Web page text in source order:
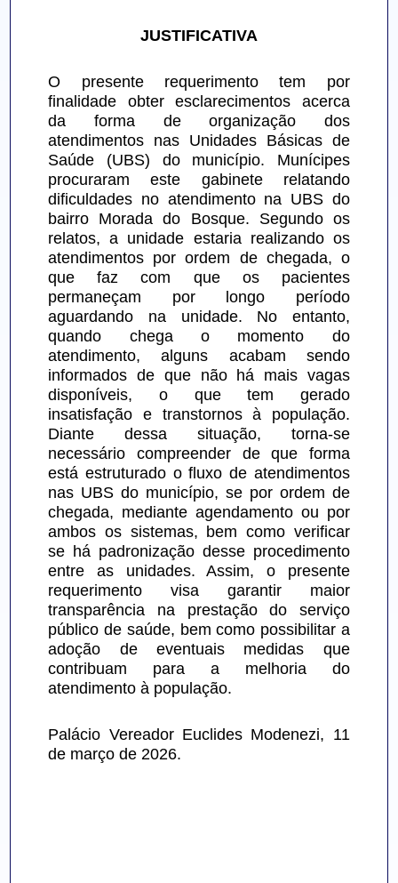
JUSTIFICATIVA
O presente requerimento tem por
finalidade obter esclarecimentos acerca
da forma de organização dos
atendimentos nas Unidades Básicas de
Saúde (UBS) do município. Munícipes
procuraram este gabinete relatando
dificuldades no atendimento na UBS do
bairro Morada do Bosque. Segundo os
relatos, a unidade estaria realizando os
atendimentos por ordem de chegada, o
que faz com que os pacientes
permaneçam por longo período
aguardando na unidade. No entanto,
quando chega o momento do
atendimento, alguns acabam sendo
informados de que não há mais vagas
disponíveis, o que tem gerado
insatisfação e transtornos à população.
Diante dessa situação, torna-se
necessário compreender de que forma
está estruturado o fluxo de atendimentos
nas UBS do município, se por ordem de
chegada, mediante agendamento ou por
ambos os sistemas, bem como verificar
se há padronização desse procedimento
entre as unidades. Assim, o presente
requerimento visa garantir maior
transparência na prestação do serviço
público de saúde, bem como possibilitar a
adoção de eventuais medidas que
contribuam para a melhoria do
atendimento à população.
Palácio Vereador Euclides Modenezi, 11
de março de 2026.